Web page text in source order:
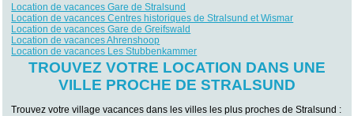
Location de vacances Gare de Stralsund
Location de vacances Centres historiques de Stralsund et Wismar
Location de vacances Gare de Greifswald
Location de vacances Ahrenshoop
Location de vacances Les Stubbenkammer
TROUVEZ VOTRE LOCATION DANS UNE
VILLE PROCHE DE STRALSUND
Trouvez votre village vacances dans les villes les plus proches de Stralsund :